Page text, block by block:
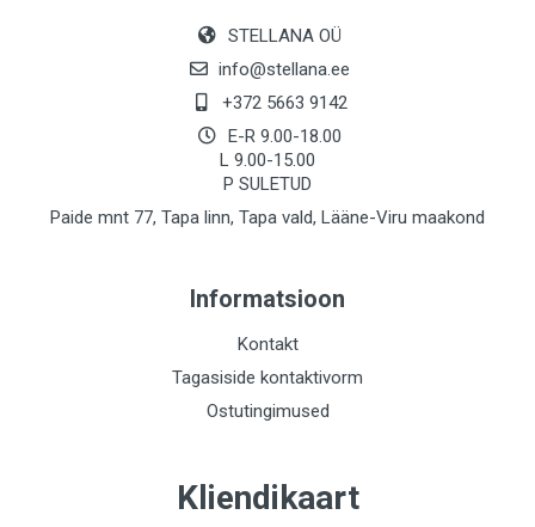
STELLANA OÜ
info@stellana.ee
+372 5663 9142
E-R 9.00-18.00
L 9.00-15.00
P SULETUD
Paide mnt 77, Tapa linn, Tapa vald, Lääne-Viru maakond
Informatsioon
Kontakt
Tagasiside kontaktivorm
Ostutingimused
Kliendikaart